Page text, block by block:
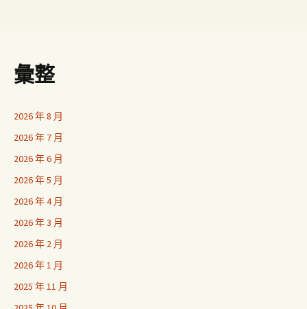
彙整
2026 年 8 月
2026 年 7 月
2026 年 6 月
2026 年 5 月
2026 年 4 月
2026 年 3 月
2026 年 2 月
2026 年 1 月
2025 年 11 月